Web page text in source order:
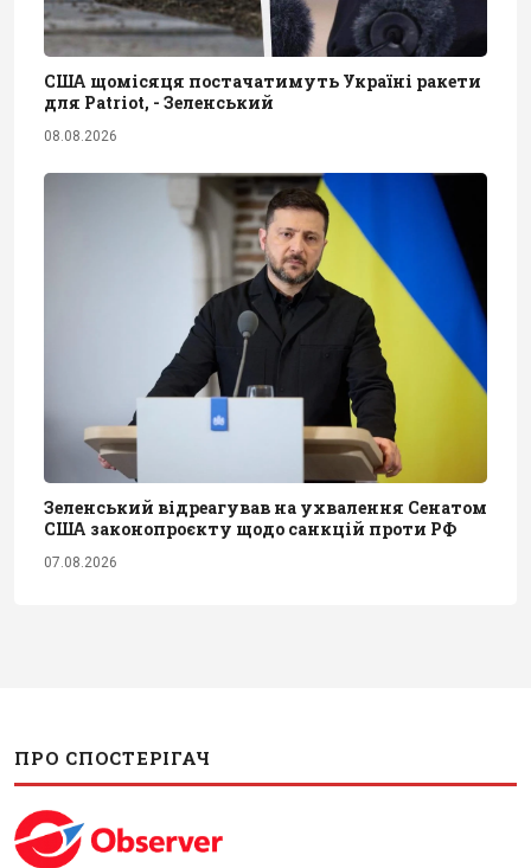
США щомісяця постачатимуть Україні ракети
для Patriot, - Зеленський
08.08.2026
Зеленський відреагував на ухвалення Сенатом
США законопроєкту щодо санкцій проти РФ
07.08.2026
ПРО СПОСТЕРІГАЧ